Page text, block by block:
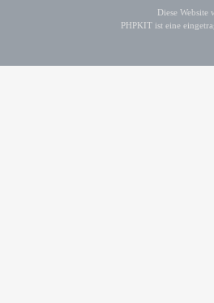
Diese
PHPKIT ist eine